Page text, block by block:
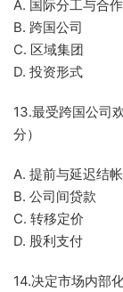
A. 国际分工与合作
B. 跨国公司
C. 区域集团
D. 投资形式
13.最受跨国公司
分）
A. 提前与延迟结帐
B. 公司间贷款
C. 转移定价
D. 股利支付
14.决定市场内部